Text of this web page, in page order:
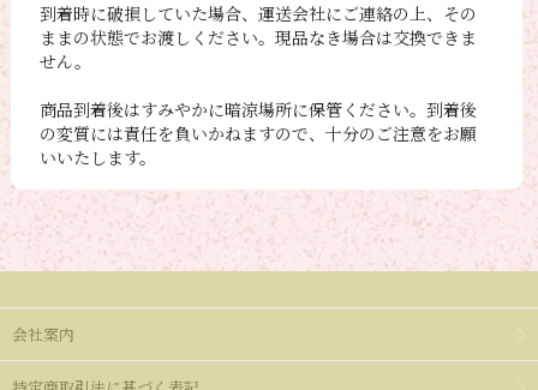
到着時に破損していた場合、運送会社にご連絡の上、その
ままの状態でお渡しください。現品なき場合は交換できま
せん。
商品到着後はすみやかに暗涼場所に保管ください。到着後
の変質には責任を負いかねますので、十分のご注意をお願
いいたします。
会社案内